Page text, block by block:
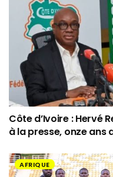
Côte d’Ivoire : Hervé
à la presse, onze
AFRIQUE